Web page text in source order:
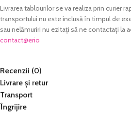
Livrarea tablourilor se va realiza prin curier
transportului nu este inclusă în timpul de
sau nelămuriri nu ezitați să ne contactați la
oire
@tcatnoc
Recenzii (0)
Livrare și retur
Transport
Îngrijire